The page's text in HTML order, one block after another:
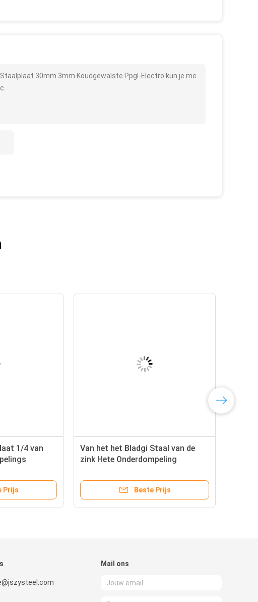
30mm 3mm Koudgewalste Ppgl-Electro kun je me
1/4 van
Prijs
Van het het Bladgi Staal van de
zink Hete Onderdompeling
Maat 24 Maat 16 Maat
Beste Prijs
Mail ons